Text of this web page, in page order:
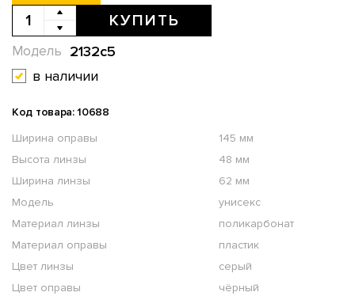
КУПИТЬ
2132c5
Модель
в наличии
Код товара: 10688
Ширина оправы
145 мм
Высота линзы
48 мм
Ширина линзы
62 мм
Модель
унисекс
Материал линзы
поликарбонат
Материал оправы
пластик
Цвет линзы
серый
Цвет оправы
чёрный